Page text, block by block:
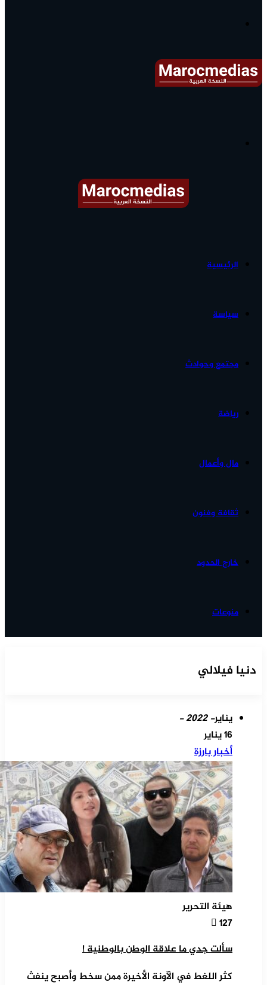
الرئيسية
سياسة
مجتمع وحوادث
رياضة
مال وأعمال
ثقافة وفنون
خارج الحدود
منوعات
دنيا فيلالي
يناير- 2022 -
16 يناير
أخبار بارزة
هيئة التحرير
127
سألت جدي ما علاقة الوطن بالوطنية !
كثر اللغط في الآونة الأخيرة ممن سخط وأصبح ينفث